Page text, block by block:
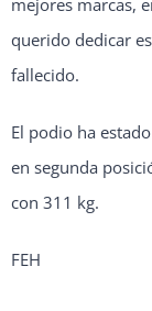
querido dedicar
fallecido.
El podio ha
en segunda
con 311 kg.
FEH